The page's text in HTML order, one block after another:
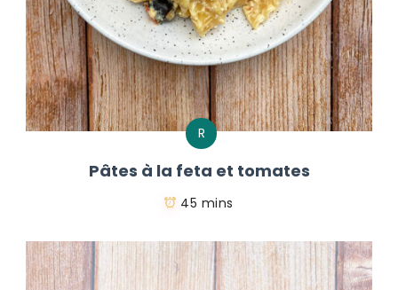
R
Pâtes à la feta et tomates
45 mins